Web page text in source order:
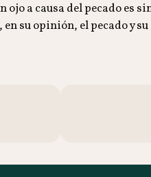
a causa del pecado es
en su opinión, el pecado y